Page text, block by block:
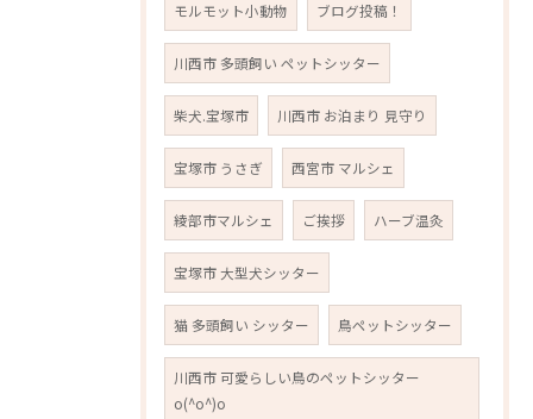
モルモット小動物 ブログ投稿！
川西市 多頭飼い ペットシッター
柴犬.宝塚市 川西市 お泊まり 見守り
宝塚市 うさぎ 西宮市 マルシェ
綾部市マルシェ ご挨拶 ハーブ温灸
宝塚市 大型犬シッター
猫 多頭飼い シッター 鳥ペットシッター
川西市 可愛らしい鳥のペットシッター
o(^o^)o